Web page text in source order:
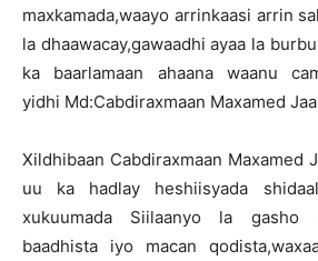
maxkamada,waayo arrinkaasi arrin
la dhaawacay,gawaadhi ayaa la
ka baarlamaan ahaana waanu
yidhi Md:Cabdiraxmaan Maxamed
Xildhibaan Cabdiraxmaan Maxamed
uu ka hadlay heshiisyada
xukuumada Siilaanyo la gasho
baadhista iyo macan